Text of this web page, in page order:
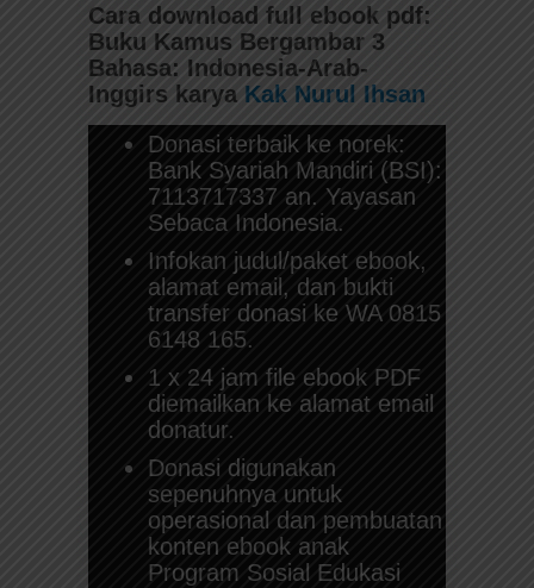
Cara download full ebook pdf:
Buku Kamus Bergambar 3
Bahasa: Indonesia-Arab-
Inggirs karya Kak Nurul Ihsan
Donasi terbaik ke norek:
Bank Syariah Mandiri (BSI):
7113717337 an. Yayasan
Sebaca Indonesia.
Infokan judul/paket ebook,
alamat email, dan bukti
transfer donasi ke WA 0815
6148 165.
1 x 24 jam file ebook PDF
diemailkan ke alamat email
donatur.
Donasi digunakan
sepenuhnya untuk
operasional dan pembuatan
konten ebook anak
Program Sosial Edukasi